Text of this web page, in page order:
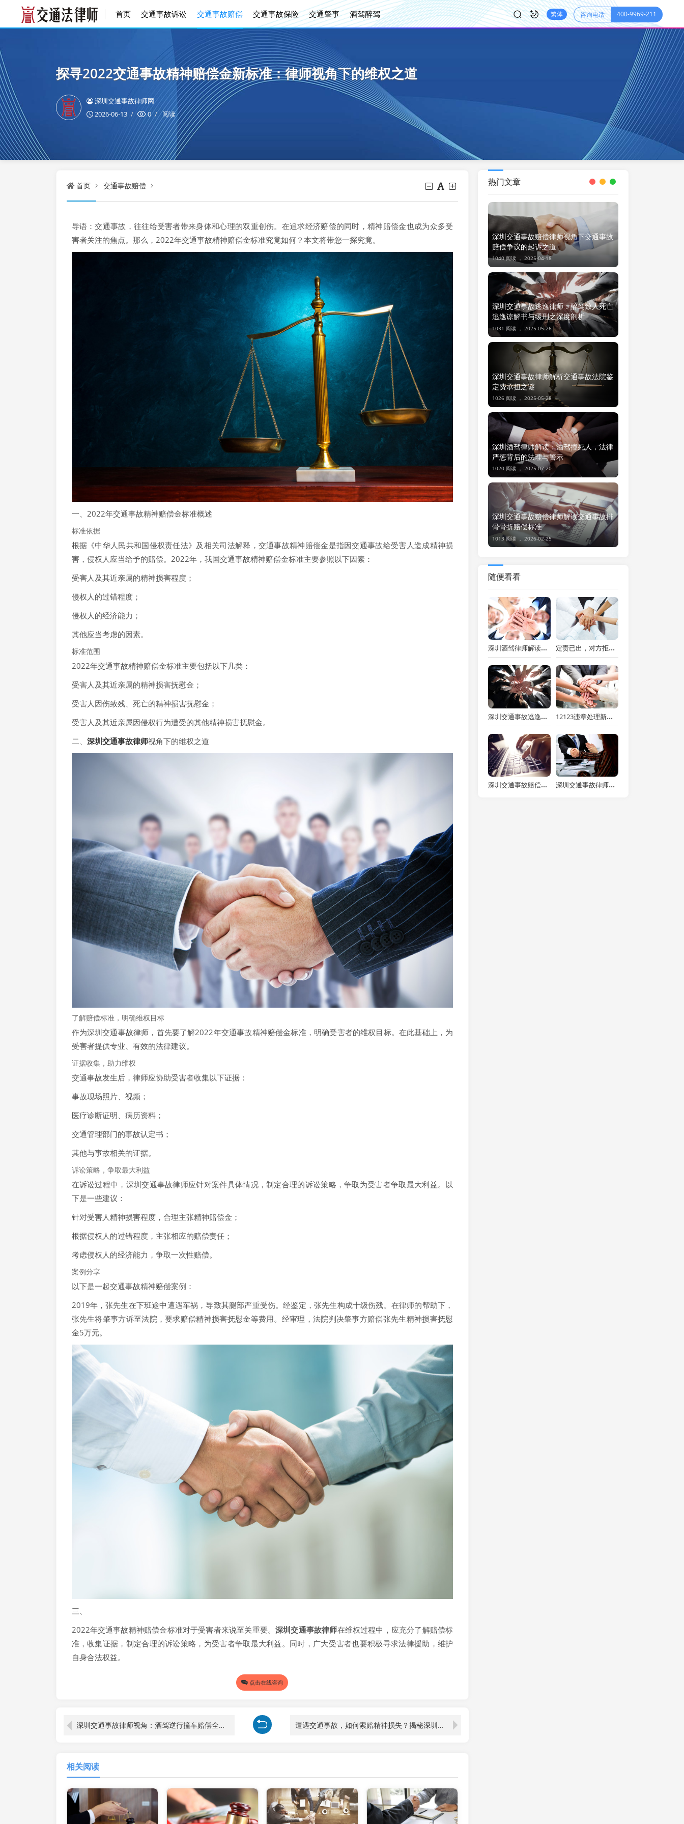
首页 交通事故诉讼 交通事故赔偿 交通事故保险 交通肇事 酒驾醉驾 繁体 咨询电话 400-9969-211
探寻2022交通事故精神赔偿金新标准：律师视角下的维权之道
深圳交通事故律师网
2026-06-13
0 阅读
首页 交通事故赔偿
导语：交通事故，往往给受害者带来身体和心理的双重创伤。在追求经济赔偿的同时，精神赔偿金也成为众多受
害者关注的焦点。那么，2022年交通事故精神赔偿金标准究竟如何？本文将带您一探究竟。
一、2022年交通事故精神赔偿金标准概述
标准依据
根据《中华人民共和国侵权责任法》及相关司法解释，交通事故精神赔偿金是指因交通事故给受害人造成精神损
害，侵权人应当给予的赔偿。2022年，我国交通事故精神赔偿金标准主要参照以下因素：
受害人及其近亲属的精神损害程度；
侵权人的过错程度；
侵权人的经济能力；
其他应当考虑的因素。
标准范围
2022年交通事故精神赔偿金标准主要包括以下几类：
受害人及其近亲属的精神损害抚慰金；
受害人因伤致残、死亡的精神损害抚慰金；
受害人及其近亲属因侵权行为遭受的其他精神损害抚慰金。
二、 深圳交通事故律师视角下的维权之道
了解赔偿标准，明确维权目标
作为深圳交通事故律师，首先要了解2022年交通事故精神赔偿金标准，明确受害者的维权目标。在此基础上，为
受害者提供专业、有效的法律建议。
证据收集，助力维权
交通事故发生后，律师应协助受害者收集以下证据：
事故现场照片、视频；
医疗诊断证明、病历资料；
交通管理部门的事故认定书；
其他与事故相关的证据。
诉讼策略，争取最大利益
在诉讼过程中，深圳交通事故律师应针对案件具体情况，制定合理的诉讼策略，争取为受害者争取最大利益。以
下是一些建议：
针对受害人精神损害程度，合理主张精神赔偿金；
根据侵权人的过错程度，主张相应的赔偿责任；
考虑侵权人的经济能力，争取一次性赔偿。
案例分享
以下是一起交通事故精神赔偿案例：
2019年，张先生在下班途中遭遇车祸，导致其腿部严重受伤。经鉴定，张先生构成十级伤残。在律师的帮助下，
张先生将肇事方诉至法院，要求赔偿精神损害抚慰金等费用。经审理，法院判决肇事方赔偿张先生精神损害抚慰
金5万元。
三、
2022年交通事故精神赔偿金标准对于受害者来说至关重要。深圳交通事故律师在维权过程中，应充分了解赔偿标
准，收集证据，制定合理的诉讼策略，为受害者争取最大利益。同时，广大受害者也要积极寻求法律援助，维护
自身合法权益。
点击在线咨询
深圳交通事故律师视角：酒驾逆行撞车赔偿全解析 遭遇交通事故，如何索赔精神损失？揭秘深圳交通事故律师的实战攻略！
相关阅读
热门文章
深圳交通事故赔偿律师视角下交通事故
赔偿争议的起诉之道
1040 阅读 ， 2025-04-18
深圳交通事故逃逸律师：醉驾致人死亡
逃逸谅解书与缓刑之深度剖析
1031 阅读 ， 2025-05-26
深圳交通事故律师解析交通事故法院鉴
定费承担之谜
1026 阅读 ， 2025-05-28
深圳酒驾律师解读：酒驾撞死人，法律
严惩背后的法理与警示
1020 阅读 ， 2025-07-20
深圳交通事故赔偿律师解读交通事故排
骨骨折赔偿标准
1013 阅读 ， 2026-02-25
随便看看
深圳酒驾律师解读酒驾出车祸判刑的多维考量 定责已出，对方拒赔？深圳交通事故律师助你维权到底！
深圳交通事故逃逸律师：醉驾致人死亡逃逸谅解书与缓刑之深度剖析 12123违章处理新攻略：扣分罚款，一网打尽！
深圳交通事故赔偿律师解读交通事故十级赔偿金额的多维考量 深圳交通事故律师解读：全险车辆出事后保险赔偿那些事儿